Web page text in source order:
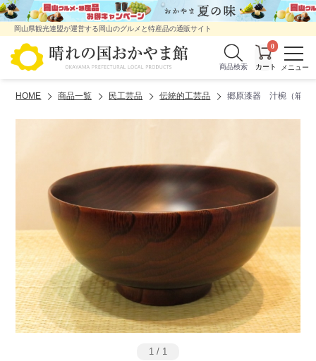
岡山県観光連盟が運営する岡山のグルメと特産品の通販サイト
商品検索
0
HOME 商品一覧 民工芸品 伝統的工芸品 郷原漆器 汁椀（箱付
1 / 1